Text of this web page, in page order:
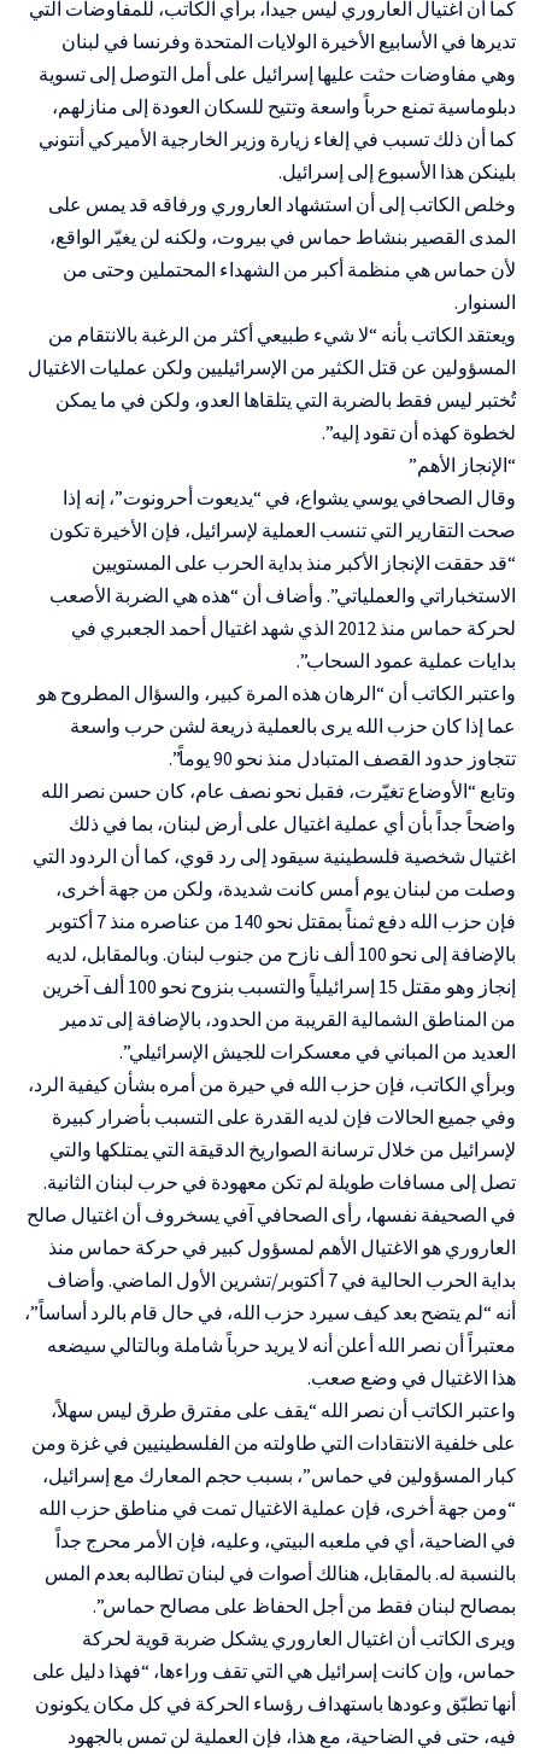
كما أن اغتيال العاروري ليس جيداً، برأي الكاتب، للمفاوضات التي
تديرها في الأسابيع الأخيرة الولايات المتحدة وفرنسا في لبنان
وهي مفاوضات حثت عليها إسرائيل على أمل التوصل إلى تسوية
دبلوماسية تمنع حرباً واسعة وتتيح للسكان العودة إلى منازلهم،
كما أن ذلك تسبب في إلغاء زيارة وزير الخارجية الأميركي أنتوني
بلينكن هذا الأسبوع إلى إسرائيل.
وخلص الكاتب إلى أن استشهاد العاروري ورفاقه قد يمس على
المدى القصير بنشاط حماس في بيروت، ولكنه لن يغيّر الواقع،
لأن حماس هي منظمة أكبر من الشهداء المحتملين وحتى من
السنوار.
ويعتقد الكاتب بأنه “لا شيء طبيعي أكثر من الرغبة بالانتقام من
المسؤولين عن قتل الكثير من الإسرائيليين ولكن عمليات الاغتيال
تُختبر ليس فقط بالضربة التي يتلقاها العدو، ولكن في ما يمكن
لخطوة كهذه أن تقود إليه”.
“الإنجاز الأهم”
وقال الصحافي يوسي يشواع، في “يديعوت أحرونوت”، إنه إذا
صحت التقارير التي تنسب العملية لإسرائيل، فإن الأخيرة تكون
“قد حققت الإنجاز الأكبر منذ بداية الحرب على المستويين
الاستخباراتي والعملياتي”. وأضاف أن “هذه هي الضربة الأصعب
لحركة حماس منذ 2012 الذي شهد اغتيال أحمد الجعبري في
بدايات عملية عمود السحاب”.
واعتبر الكاتب أن “الرهان هذه المرة كبير، والسؤال المطروح هو
عما إذا كان حزب الله يرى بالعملية ذريعة لشن حرب واسعة
تتجاوز حدود القصف المتبادل منذ نحو 90 يوماً”.
وتابع “الأوضاع تغيّرت، فقبل نحو نصف عام، كان حسن نصر الله
واضحاً جداً بأن أي عملية اغتيال على أرض لبنان، بما في ذلك
اغتيال شخصية فلسطينية سيقود إلى رد قوي، كما أن الردود التي
وصلت من لبنان يوم أمس كانت شديدة، ولكن من جهة أخرى،
فإن حزب الله دفع ثمناً بمقتل نحو 140 من عناصره منذ 7 أكتوبر
بالإضافة إلى نحو 100 ألف نازح من جنوب لبنان. وبالمقابل، لديه
إنجاز وهو مقتل 15 إسرائيلياً والتسبب بنزوح نحو 100 ألف آخرين
من المناطق الشمالية القريبة من الحدود، بالإضافة إلى تدمير
العديد من المباني في معسكرات للجيش الإسرائيلي”.
وبرأي الكاتب، فإن حزب الله في حيرة من أمره بشأن كيفية الرد،
وفي جميع الحالات فإن لديه القدرة على التسبب بأضرار كبيرة
لإسرائيل من خلال ترسانة الصواريخ الدقيقة التي يمتلكها والتي
تصل إلى مسافات طويلة لم تكن معهودة في حرب لبنان الثانية.
في الصحيفة نفسها، رأى الصحافي آفي يسخروف أن اغتيال صالح
العاروري هو الاغتيال الأهم لمسؤول كبير في حركة حماس منذ
بداية الحرب الحالية في 7 أكتوبر/تشرين الأول الماضي. وأضاف
أنه “لم يتضح بعد كيف سيرد حزب الله، في حال قام بالرد أساساً”،
معتبراً أن نصر الله أعلن أنه لا يريد حرباً شاملة وبالتالي سيضعه
هذا الاغتيال في وضع صعب.
واعتبر الكاتب أن نصر الله “يقف على مفترق طرق ليس سهلاً،
على خلفية الانتقادات التي طاولته من الفلسطينيين في غزة ومن
كبار المسؤولين في حماس”، بسبب حجم المعارك مع إسرائيل،
“ومن جهة أخرى، فإن عملية الاغتيال تمت في مناطق حزب الله
في الضاحية، أي في ملعبه البيتي، وعليه، فإن الأمر محرج جداً
بالنسبة له. بالمقابل، هنالك أصوات في لبنان تطالبه بعدم المس
بمصالح لبنان فقط من أجل الحفاظ على مصالح حماس”.
ويرى الكاتب أن اغتيال العاروري يشكل ضربة قوية لحركة
حماس، وإن كانت إسرائيل هي التي تقف وراءها، “فهذا دليل على
أنها تطبّق وعودها باستهداف رؤساء الحركة في كل مكان يكونون
فيه، حتى في الضاحية، مع هذا، فإن العملية لن تمس بالجهود